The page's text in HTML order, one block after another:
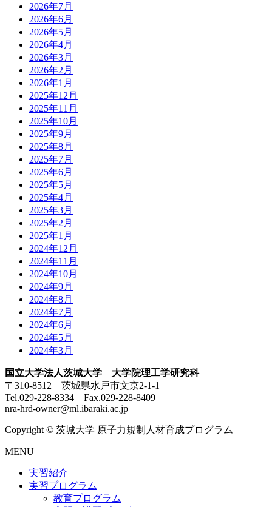
2026年7月
2026年6月
2026年5月
2026年4月
2026年3月
2026年2月
2026年1月
2025年12月
2025年11月
2025年10月
2025年9月
2025年8月
2025年7月
2025年6月
2025年5月
2025年4月
2025年3月
2025年2月
2025年1月
2024年12月
2024年11月
2024年10月
2024年9月
2024年8月
2024年7月
2024年6月
2024年5月
2024年3月
国立大学法人茨城大学 大学院理工学研究科
〒310-8512 茨城県水戸市文京2-1-1
Tel.029-228-8334 Fax.029-228-8409
nra-hrd-owner@ml.ibaraki.ac.jp
Copyright © 茨城大学 原子力規制人材育成プログラム
MENU
実習紹介
実習プログラム
教育プログラム